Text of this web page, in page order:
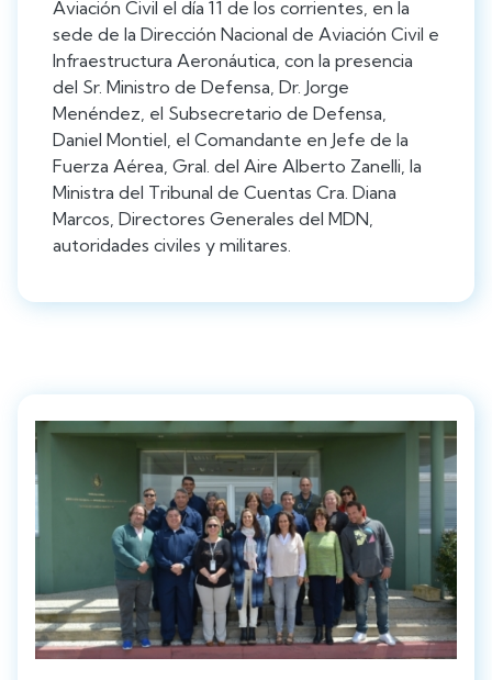
Aviación Civil el día 11 de los corrientes, en la
sede de la Dirección Nacional de Aviación Civil e
Infraestructura Aeronáutica, con la presencia
del Sr. Ministro de Defensa, Dr. Jorge
Menéndez, el Subsecretario de Defensa,
Daniel Montiel, el Comandante en Jefe de la
Fuerza Aérea, Gral. del Aire Alberto Zanelli, la
Ministra del Tribunal de Cuentas Cra. Diana
Marcos, Directores Generales del MDN,
autoridades civiles y militares.